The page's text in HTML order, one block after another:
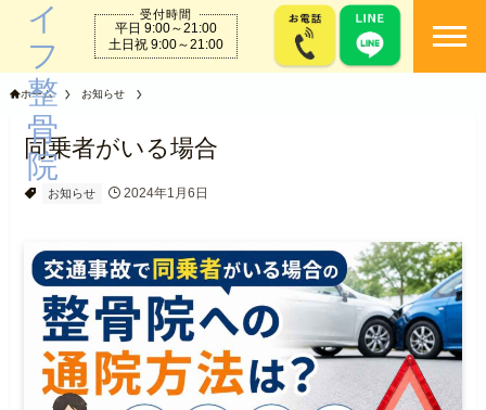
受付時間
平日 9:00～21:00
土日祝 9:00～21:00
ホーム お知らせ
同乗者がいる場合
お知らせ 2024年1月6日